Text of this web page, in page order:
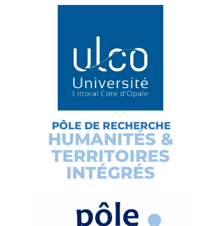
PÔLE DE RECHERCHE
HUMANITÉS &
TERRITOIRES
INTÉGRÉS